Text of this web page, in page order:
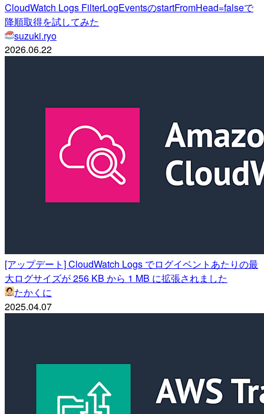
CloudWatch Logs FilterLogEventsのstartFromHead=falseで
降順取得を試してみた
suzuki.ryo
2026.06.22
[アップデート] CloudWatch Logs でログイベントあたりの最
大ログサイズが 256 KB から 1 MB に拡張されました
たかくに
2025.04.07